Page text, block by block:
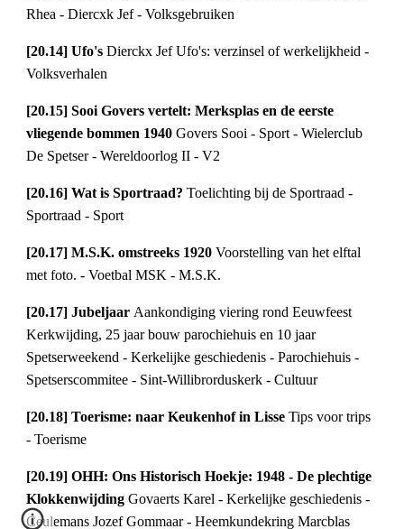
Rhea - Diercxk Jef - Volksgebruiken
[20.14] Ufo's Dierckx Jef Ufo's: verzinsel of werkelijkheid -
Volksverhalen
[20.15] Sooi Govers vertelt: Merksplas en de eerste
vliegende bommen 1940 Govers Sooi - Sport - Wielerclub
De Spetser - Wereldoorlog II - V2
[20.16] Wat is Sportraad? Toelichting bij de Sportraad -
Sportraad - Sport
[20.17] M.S.K. omstreeks 1920 Voorstelling van het elftal
met foto. - Voetbal MSK - M.S.K.
[20.17] Jubeljaar Aankondiging viering rond Eeuwfeest
Kerkwijding, 25 jaar bouw parochiehuis en 10 jaar
Spetserweekend - Kerkelijke geschiedenis - Parochiehuis -
Spetserscommitee - Sint-Willibrorduskerk - Cultuur
[20.18] Toerisme: naar Keukenhof in Lisse Tips voor trips
- Toerisme
[20.19] OHH: Ons Historisch Hoekje: 1948 - De plechtige
Klokkenwijding Govaerts Karel - Kerkelijke geschiedenis -
Ceulemans Jozef Gommaar - Heemkundekring Marcblas